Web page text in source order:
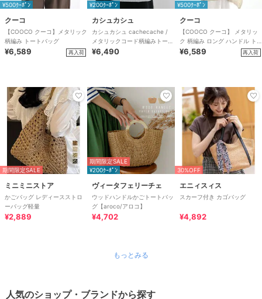
¥500ｸｰﾎﾟﾝ
クーコ
【COOCO クーコ】メタリック
柄編み トートバッグ
¥6,589 再入荷
¥200ｸｰﾎﾟﾝ
カシュカシュ
カシュカシュ cachecache /
メタリックコード柄編みトート
バッグ
¥6,490
¥500ｸｰﾎﾟﾝ
クーコ
【COOCO クーコ】 メタリッ
ク 柄編み ロング ハンドル ト
ートバッグ かごバッグ
¥6,589 再入荷
期間限定SALE
ミニミニストア
かごバッグ レディースストロ
ーバッグ軽量
¥2,889
期間限定SALE
¥200ｸｰﾎﾟﾝ
ヴィータフェリーチェ
ウッドハンドルかごトートバッ
グ【aroco/アロコ】
¥4,702
30%OFF
エニィスィス
スカーフ付き カゴバッグ
¥4,892
もっとみる
人気のショップ・ブランドから探す